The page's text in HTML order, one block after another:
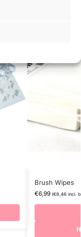
Brush Wipes
€6,99 (€8,46 incl.